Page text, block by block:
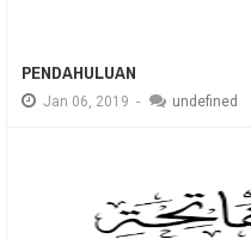
PENDAHULUAN
Jan 06, 2019 - undefined